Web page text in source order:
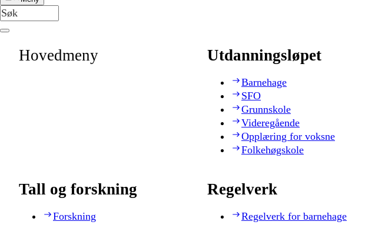
Hovedmeny Utdanningsløpet
Barnehage
SFO
Grunnskole
Videregående
Opplæring for voksne
Folkehøgskole
Tall og forskning
Forskning
Regelverk
Regelverk for barnehage